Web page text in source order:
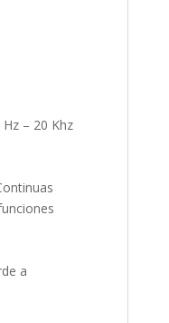
– 20 Khz
a